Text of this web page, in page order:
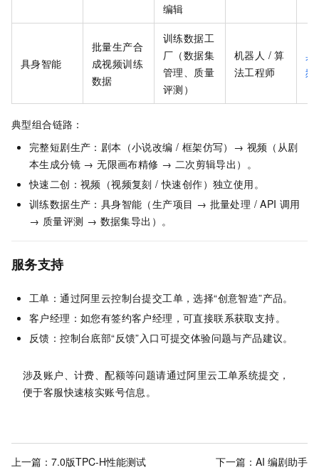
编辑
具身智能
批量生产合
成视频训练
数据
训练数据工
厂（数据集
管理、质量
评测）
机器人 / 算
法工程师
具
频
典型组合链路：
完整短剧生产：剧本（小说改编 / 框架仿写）→ 视频（从剧
本生成分镜 → 无限画布精修 → 二次剪辑导出）。
快速二创：视频（视频复刻 / 快速创作）独立使用。
训练数据生产：具身智能（生产项目 → 批量处理 / API 调用
→ 质量评测 → 数据集导出）。
服务支持
工单：通过阿里云控制台提交工单，选择“创意智造”产品。
客户经理：如您有签约客户经理，可直接联系获取支持。
反馈：控制台底部“反馈”入口可提交体验问题与产品建议。
涉及账户、计费、配额等问题请通过阿里云工单系统提交，
便于客服快速核实账号信息。
上一篇： 7.0版TPC-H性能测试 下一篇： AI 编剧助手